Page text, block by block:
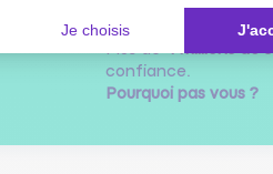
Plus de4 millions de
confiance.
Pourquoi pas vous ?
Je choisis